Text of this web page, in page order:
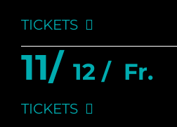
TICKETS
11/ 12 / Fr.
TICKETS